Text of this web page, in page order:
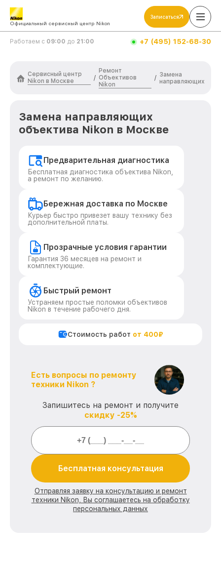
Официальный сервисный центр Nikon
Записаться
Работаем с 09:00 до 21:00 +7 (495) 152-68-30
Сервисный центр
Nikon в Москве
/
Ремонт
Объективов
Nikon
/ Замена
направляющих
Замена направляющих
объектива Nikon в Москве
Предварительная диагностика
Бесплатная диагностика объектива Nikon,
а ремонт по желанию.
Бережная доставка по Москве
Курьер быстро привезет вашу технику без
дополнительной платы.
Прозрачные условия гарантии
Гарантия 36 месяцев на ремонт и
комплектующие.
Быстрый ремонт
Устраняем простые поломки объективов
Nikon в течение рабочего дня.
Стоимость работ от 400₽
Есть вопросы по ремонту
техники Nikon ?
Запишитесь на ремонт и получите
скидку -25%
Бесплатная консультация
Отправляя заявку на консультацию и ремонт
техники Nikon, Вы соглашаетесь на обработку
персональных данных